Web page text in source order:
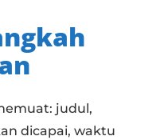
judul,
dicapai, waktu